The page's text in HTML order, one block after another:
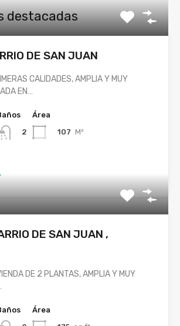
destacadas
DE SAN JUAN
CALIDADES, AMPLIA Y MUY
EN…
2
Área
107 M²
DE SAN JUAN ,
DE 2 PLANTAS, AMPLIA Y MUY
Área